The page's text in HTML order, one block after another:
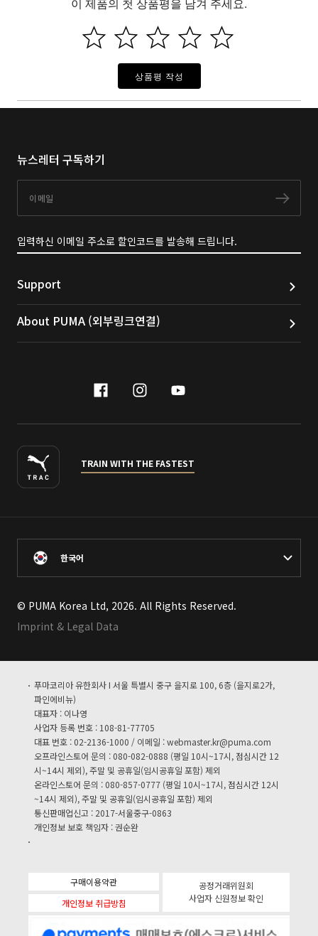
상품평 작성
뉴스레터 구독하기
구독
입력하신 이메일 주소로 할인코드를 발송해 드립니다.
Support
About PUMA (외부링크연결)
facebook
instagram
youtube
TRAIN WITH THE FASTEST
한국어
© PUMA Korea Ltd, 2026. All Rights Reserved.
Imprint & Legal Data
푸마코리아 유한회사 I 서울 특별시 중구 을지로 100, 6층 (을지로2가,
파인에비뉴)
대표자 : 이나영
사업자 등록 번호 : 108-81-77705
대표 번호 : 02-2136-1000 / 이메일 :webmaster.kr@puma.com
오프라인스토어 문의 : 080-082-0888 (평일 10시~17시, 점심시간 12
시~14시 제외), 주말 및 공휴일(임시공휴일 포함) 제외
온라인스토어 문의 : 080-857-0777 (평일 10시~17시, 점심시간 12시
~14시 제외), 주말 및 공휴일(임시공휴일 포함) 제외
통신판매업신고 : 2017-서울중구-0863
개인정보 보호 책임자 : 권순완
구매이용약관
개인정보 취급방침
공정거래위원회
사업자 신원정보 확인